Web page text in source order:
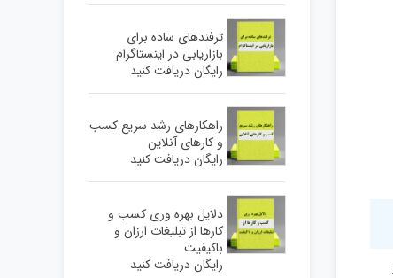
ترفندهای ساده برای
بازاریابی در اینستاگرام
رایگان دریافت کنید
راهکارهای رشد سریع کسب
و کارهای آنلاین
رایگان دریافت کنید
دلایل بهره وری کسب و
کارها از تبلیغات ارزان و
باکیفیت
رایگان دریافت کنید